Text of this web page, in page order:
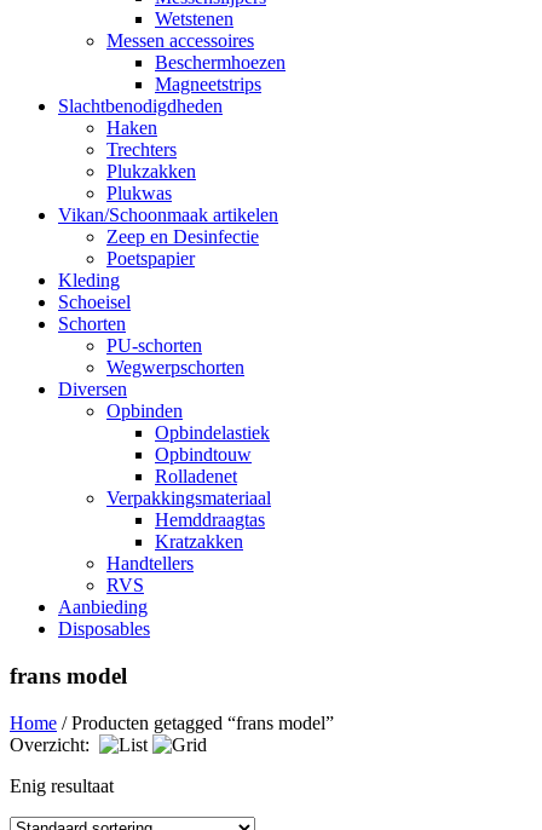
Wetstenen
Messen accessoires
Beschermhoezen
Magneetstrips
Slachtbenodigdheden
Haken
Trechters
Plukzakken
Plukwas
Vikan/Schoonmaak artikelen
Zeep en Desinfectie
Poetspapier
Kleding
Schoeisel
Schorten
PU-schorten
Wegwerpschorten
Diversen
Opbinden
Opbindelastiek
Opbindtouw
Rolladenet
Verpakkingsmateriaal
Hemddraagtas
Kratzakken
Handtellers
RVS
Aanbieding
Disposables
frans model
Home / Producten getagged “frans model”
Overzicht:
Enig resultaat